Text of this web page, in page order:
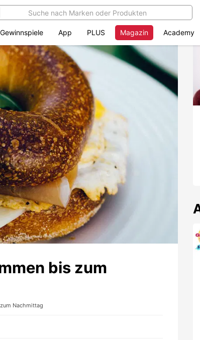
Gewinnspiele App PLUS Magazin Academy
bis zum
Nachmittag